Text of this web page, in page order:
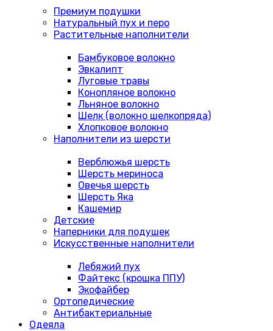
Премиум подушки
Натуральный пух и перо
Растительные наполнители
Бамбуковое волокно
Эвкалипт
Луговые травы
Конопляное волокно
Льняное волокно
Шелк (волокно шелкопряда)
Хлопковое волокно
Наполнители из шерсти
Верблюжья шерсть
Шерсть мериноса
Овечья шерсть
Шерсть Яка
Кашемир
Детские
Наперники для подушек
Искусственные наполнители
Лебяжий пух
Файтекс (крошка ППУ)
Экофайбер
Ортопедические
Антибактериальные
Одеяла